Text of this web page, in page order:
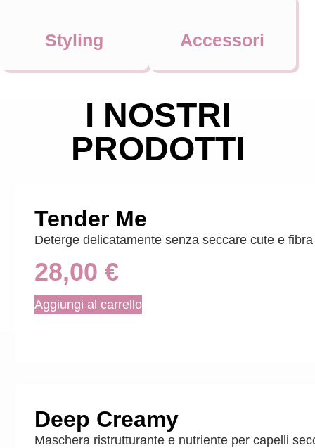
Styling Accessori
I NOSTRI
PRODOTTI
Tender Me
Deterge delicatamente senza seccare cute e
28,00 €
Aggiungi al carrello
Deep Creamy
Maschera ristrutturante e nutriente per capelli